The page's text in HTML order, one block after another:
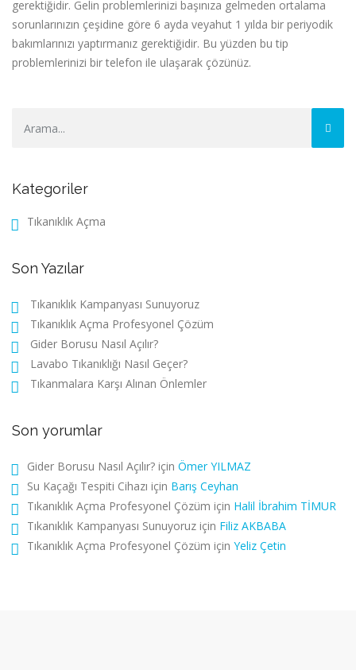
gerektiğidir. Gelin problemlerinizi başınıza gelmeden ortalama
sorunlarınızın çeşidine göre 6 ayda veyahut 1 yılda bir periyodik
bakımlarınızı yaptırmanız gerektiğidir. Bu yüzden bu tip
problemlerinizi bir telefon ile ulaşarak çözünüz.
Kategoriler
Tıkanıklık Açma
Son Yazılar
Tıkanıklık Kampanyası Sunuyoruz
Tıkanıklık Açma Profesyonel Çözüm
Gider Borusu Nasıl Açılır?
Lavabo Tıkanıklığı Nasıl Geçer?
Tıkanmalara Karşı Alınan Önlemler
Son yorumlar
Gider Borusu Nasıl Açılır?için Ömer YILMAZ
Su Kaçağı Tespiti Cihazı için Barış Ceyhan
Tıkanıklık Açma Profesyonel Çözüm için Halil İbrahim TİMUR
Tıkanıklık Kampanyası Sunuyoruziçin Filiz AKBABA
Tıkanıklık Açma Profesyonel Çözüm için Yeliz Çetin